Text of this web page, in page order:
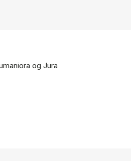
og Jura